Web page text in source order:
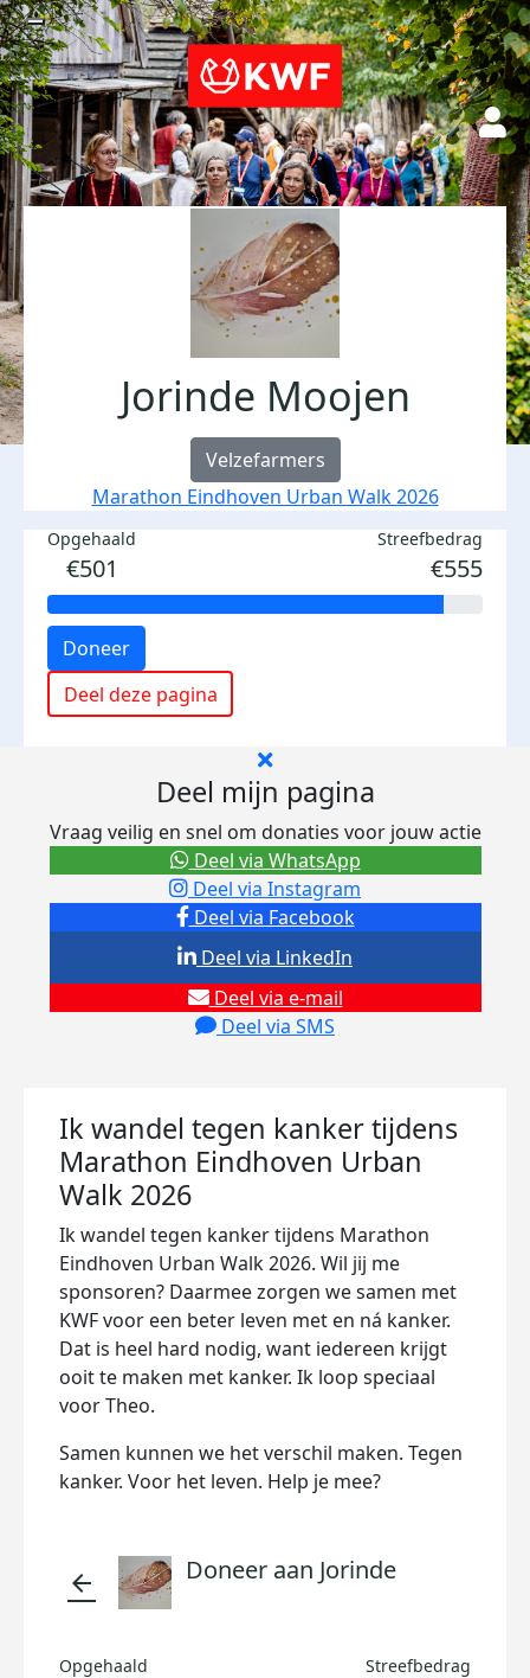
Jorinde Moojen
Velzefarmers
Marathon Eindhoven Urban Walk 2026
Opgehaald
€501
Streefbedrag
€555
Doneer
Deel deze pagina
Deel mijn pagina
Vraag veilig en snel om donaties voor jouw actie
Deel via Facebook
Deel via Instagram
Deel via e-mail
Deel via SMS
Deel via LinkedIn
Deel via WhatsApp
Ik wandel tegen kanker tijdens
Marathon Eindhoven Urban
Walk 2026
Ik wandel tegen kanker tijdens Marathon
Eindhoven Urban Walk 2026. Wil jij me
sponsoren? Daarmee zorgen we samen met
KWF voor een beter leven met en ná kanker.
Dat is heel hard nodig, want iedereen krijgt
ooit te maken met kanker. Ik loop speciaal
voor Theo.
Samen kunnen we het verschil maken. Tegen
kanker. Voor het leven. Help je mee?
arrow_back Doneer aan Jorinde
Opgehaald Streefbedrag